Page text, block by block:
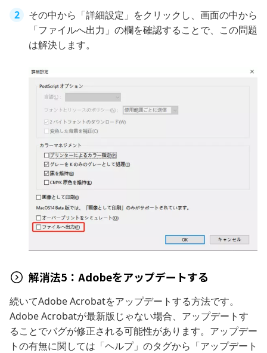
その中から「詳細設定」をクリックし、画面の中から
「ファイルへ出力」の欄を確認することで、この問題
は解決します。
解消法5：Adobeをアップデートする
続いてAdobe Acrobatをアップデートする方法です。
Adobe Acrobatが最新版じゃない場合、アップデートす
ることでバグが修正される可能性があります。アップデー
トの有無に関しては「ヘルプ」のタグから「アップデート